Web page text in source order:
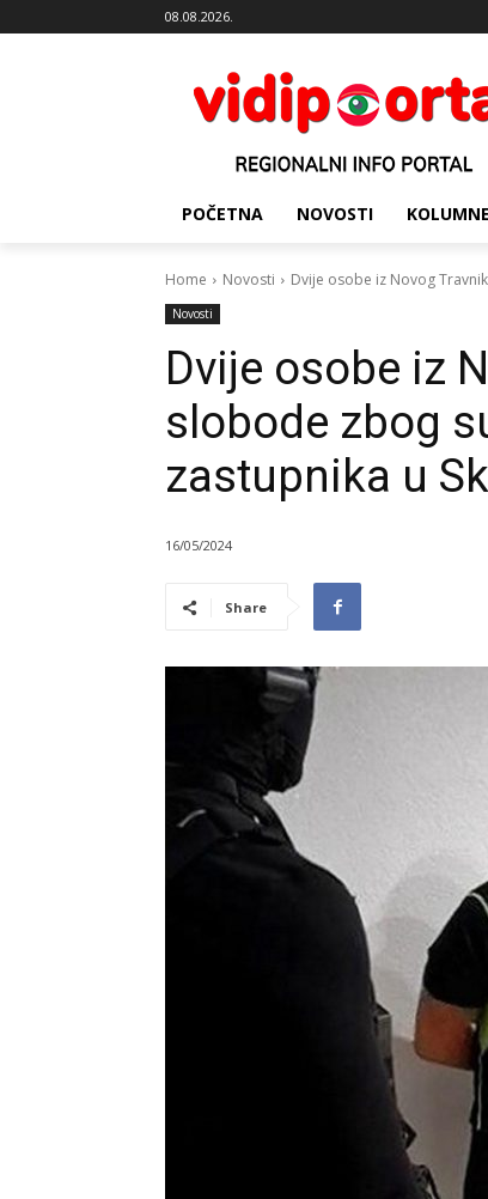
08.08.2026.
POČETNA NOVOSTI KOLUMNE
Home Novosti Dvije osobe iz Novog
Novosti
Dvije osobe iz
slobode zbog
zastupnika u
16/05/2024
Share